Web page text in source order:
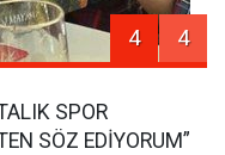
4 4
SPOR
SÖZ EDİYORUM”